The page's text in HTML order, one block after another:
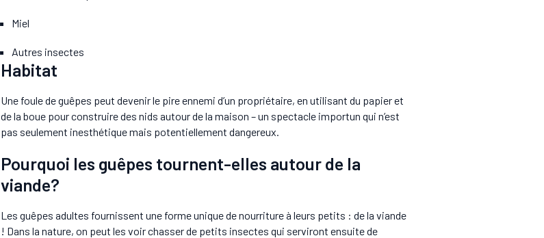
Miel
Autres insectes
Habitat
Une foule de guêpes peut devenir le pire ennemi d’un propriétaire, en utilisant du papier et
de la boue pour construire des nids autour de la maison – un spectacle importun qui n’est
pas seulement inesthétique mais potentiellement dangereux.
Pourquoi les guêpes tournent-elles autour de la
viande?
Les guêpes adultes fournissent une forme unique de nourriture à leurs petits : de la viande
! Dans la nature, on peut les voir chasser de petits insectes qui serviront ensuite de